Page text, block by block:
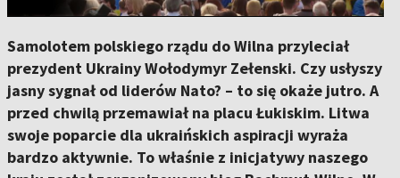
Samolotem polskiego rządu do Wilna przyleciał
prezydent Ukrainy Wołodymyr Zełenski. Czy usłyszy
jasny sygnał od liderów Nato? – to się okaże jutro. A
przed chwilą przemawiał na placu Łukiskim. Litwa
swoje poparcie dla ukraińskich aspiracji wyraża
bardzo aktywnie. To właśnie z inicjatywy naszego